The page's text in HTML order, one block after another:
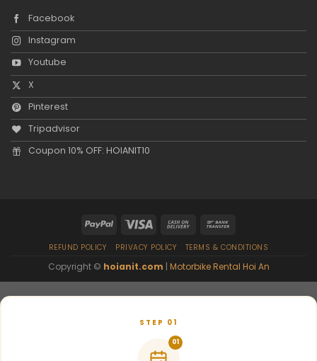
Facebook
Instagram
Youtube
X
Pinterest
Tripadvisor
Coupon 10% OFF: HOIANIT10
REFUND POLICY PRIVACY POLICY TERMS & CONDITIONS
Copyright © hoianit.com | Motorbike Rental Hoi An
STEP 01
01